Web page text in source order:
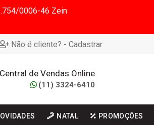
0006-46 Zein
Não é cliente? - Cadastrar
Central de Vendas Online
(11) 3324-6410
NATAL PROMOÇÕES